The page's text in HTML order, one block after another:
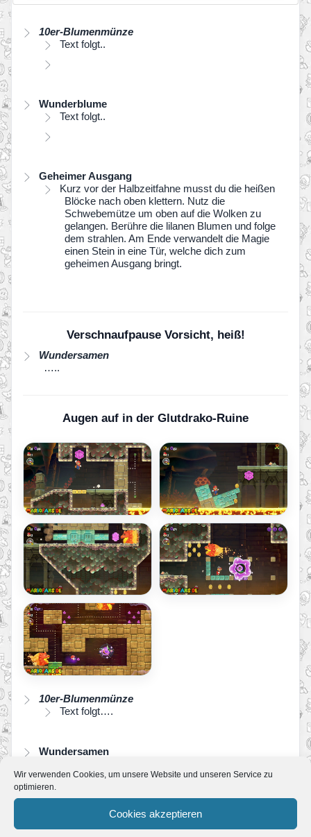
Wir verwenden Cookies, um unsere Website und unseren Service zu
optimieren.
Cookies akzeptieren
10er-Blumenmünze
Text folgt..
Wunderblume
Text folgt..
Geheimer Ausgang
Kurz vor der Halbzeitfahne musst du die heißen
Blöcke nach oben klettern. Nutz die
Schwebemütze um oben auf die Wolken zu
gelangen. Berühre die lilanen Blumen und folge
dem strahlen. Am Ende verwandelt die Magie
einen Stein in eine Tür, welche dich zum
geheimen Ausgang bringt.
Verschnaufpause Vorsicht, heiß!
Wundersamen
…..
Augen auf in der Glutdrako-Ruine
10er-Blumenmünze
Text folgt….
Wundersamen
Ende erhältst du den Wundersamen.
Im Ziel schenkt dir ein Poplin einen weiteren
Wundersamen.